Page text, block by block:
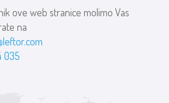
ove web stranice molimo Vas
na
035